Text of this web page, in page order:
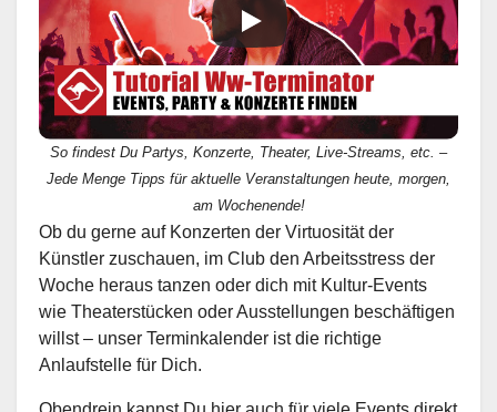
So findest Du Partys, Konzerte, Theater, Live-Streams, etc. –
Jede Menge Tipps für aktuelle Veranstaltungen heute, morgen,
am Wochenende!
Ob du gerne auf Konzerten der Virtuosität der
Künstler zuschauen, im Club den Arbeitsstress der
Woche heraus tanzen oder dich mit Kultur-Events
wie Theaterstücken oder Ausstellungen beschäftigen
willst – unser Terminkalender ist die richtige
Anlaufstelle für Dich.